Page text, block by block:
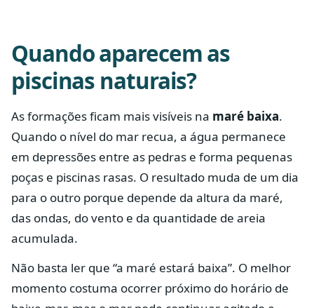
Quando aparecem as
piscinas naturais?
As formações ficam mais visíveis na maré baixa.
Quando o nível do mar recua, a água permanece
em depressões entre as pedras e forma pequenas
poças e piscinas rasas. O resultado muda de um dia
para o outro porque depende da altura da maré,
das ondas, do vento e da quantidade de areia
acumulada.
Não basta ler que “a maré estará baixa”. O melhor
momento costuma ocorrer próximo do horário de